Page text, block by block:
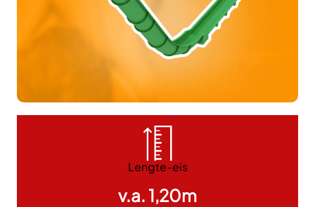
Lengte-eis
v.a. 1,20m